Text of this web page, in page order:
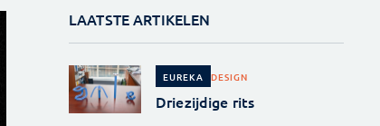
LAATSTE ARTIKELEN
EUREKA DESIGN
Driezijdige rits